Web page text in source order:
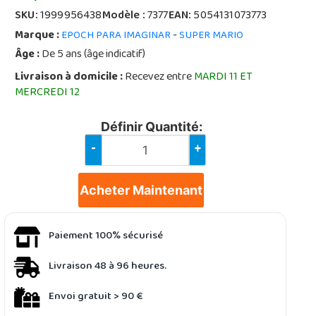
SKU:1999956438Modèle :7377EAN:5054131073773
Marque :EPOCH PARA IMAGINAR-SUPER MARIO
Âge :De 5 ans (âge indicatif)
Livraison à domicile :Recevez entreMARDI 11 ET
MERCREDI 12
Définir Quantité:
- +
Acheter Maintenant
Paiement 100% sécurisé
Livraison 48 à 96 heures.
Envoi gratuit > 90 €